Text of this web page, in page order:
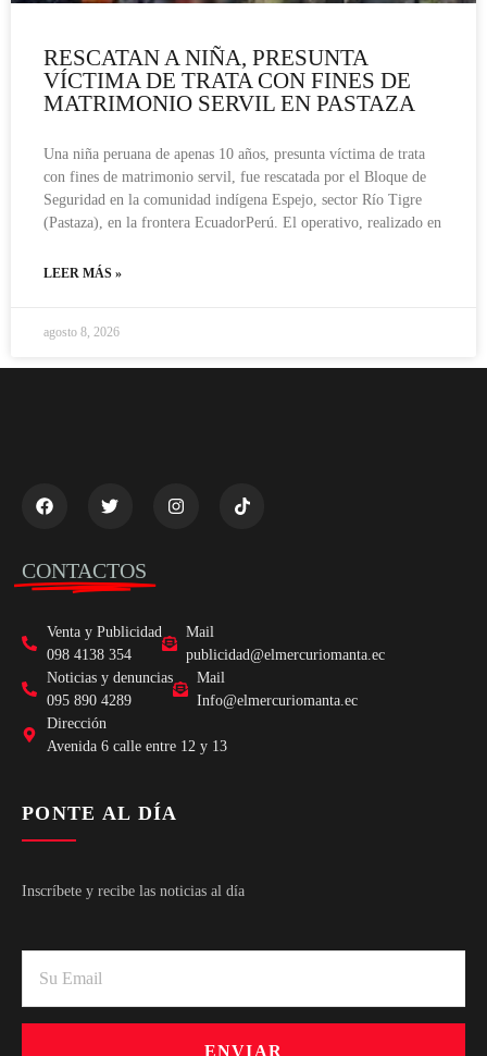
RESCATAN A NIÑA, PRESUNTA
VÍCTIMA DE TRATA CON FINES DE
MATRIMONIO SERVIL EN PASTAZA
Una niña peruana de apenas 10 años, presunta víctima de trata
con fines de matrimonio servil, fue rescatada por el Bloque de
Seguridad en la comunidad indígena Espejo, sector Río Tigre
(Pastaza), en la frontera EcuadorPerú. El operativo, realizado en
LEER MÁS »
agosto 8, 2026
CONTACTOS
Venta y Publicidad
098 4138 354
Mail
publicidad@elmercuriomanta.ec
Noticias y denuncias
095 890 4289
Mail
Info@elmercuriomanta.ec
Dirección
Avenida 6 calle entre 12 y 13
PONTE AL DÍA
Inscríbete y recibe las noticias al día
ENVIAR